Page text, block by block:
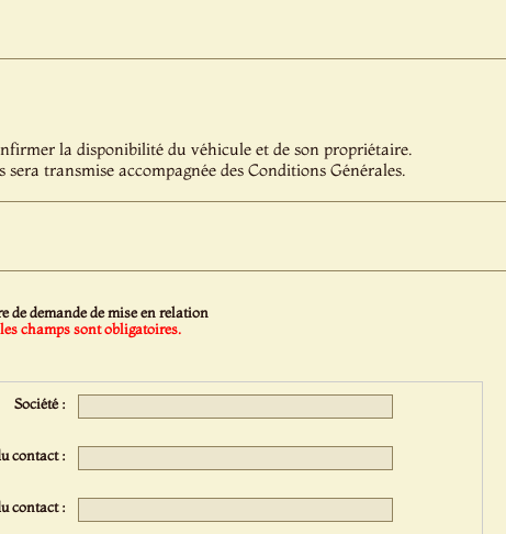
la disponibilité du véhicule et de son propriétaire.
transmise accompagnée des Conditions Générales.
de demande de mise en relation
champs sont obligatoires.
Société :
contact :
contact :